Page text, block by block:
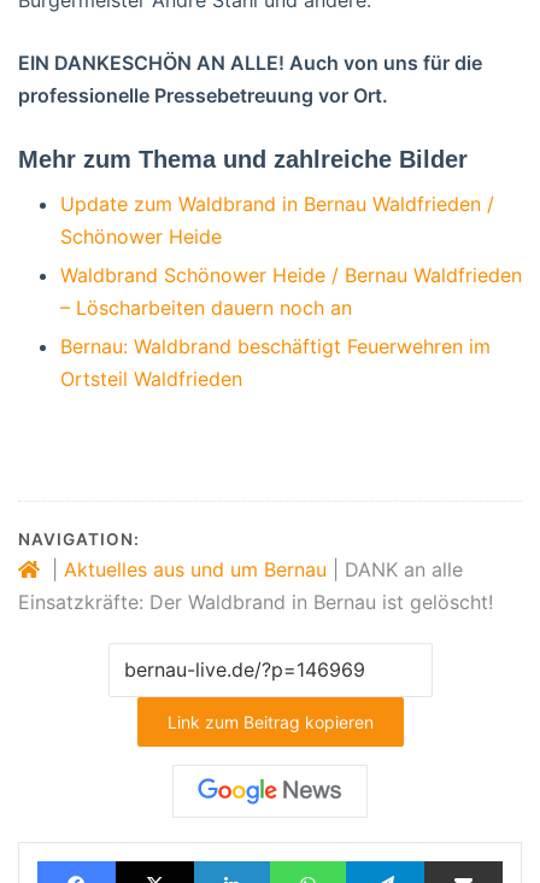
EIN DANKESCHÖN AN ALLE! Auch von uns für die
professionelle Pressebetreuung vor Ort.
Mehr zum Thema und zahlreiche Bilder
Update zum Waldbrand in Bernau Waldfrieden /
Schönower Heide
Waldbrand Schönower Heide / Bernau Waldfrieden
– Löscharbeiten dauern noch an
Bernau: Waldbrand beschäftigt Feuerwehren im
Ortsteil Waldfrieden
NAVIGATION:
Aktuelles aus und um Bernau
DANK an alle
Einsatzkräfte: Der Waldbrand in Bernau ist gelöscht!
Link zum Beitrag kopieren
FacebookX LinkedInWhatsAppTelegramTeilen via E-Mail